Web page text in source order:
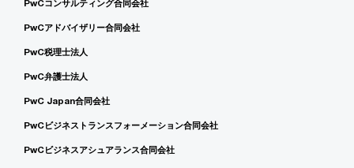
PwCコンサルティング合同会社
PwCアドバイザリー合同会社
PwC税理士法人
PwC弁護士法人
PwC Japan合同会社
PwCビジネストランスフォーメーション合同会社
PwCビジネスアシュアランス合同会社